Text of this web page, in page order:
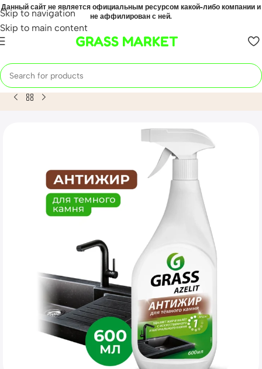
Skip to navigation
Skip to main content
Данный сайт не является официальным ресурсом какой-либо компании и
не аффилирован с ней.
GRASS MARKET
Home Mahsulot Azelit spray для камня (флакон 600мл)